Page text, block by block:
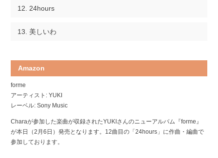
24hours
美しいわ
Amazon
forme
アーティスト: YUKI
レーベル: Sony Music
Charaが参加した楽曲が収録されたYUKIさんのニューアルバム『forme』
が本日（2月6日）発売となります。12曲目の「24hours」に作曲・編曲で
参加しております。